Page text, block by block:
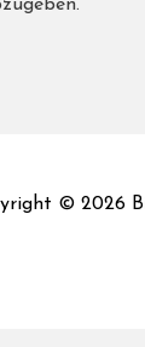
© 2026